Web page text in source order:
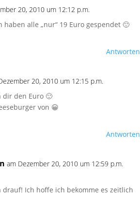
20, 2010 um 12:12 p.m.
haben alle „nur“ 19 Euro gespendet 🙂
Antworten
20, 2010 um 12:15 p.m.
dir den Euro 🙂
von 😀
Antworten
am Dezember 20, 2010 um 12:59 p.m.
drauf! Ich hoffe ich bekomme es zeitlich